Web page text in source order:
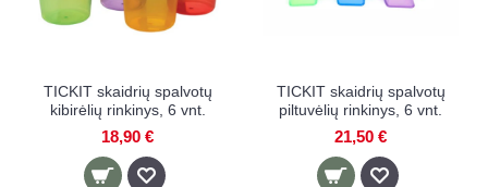
TICKIT skaidrių spalvotų
kibirėlių rinkinys, 6 vnt.
18,90 €
TICKIT skaidrių spalvotų
piltuvėlių rinkinys, 6 vnt.
21,50 €